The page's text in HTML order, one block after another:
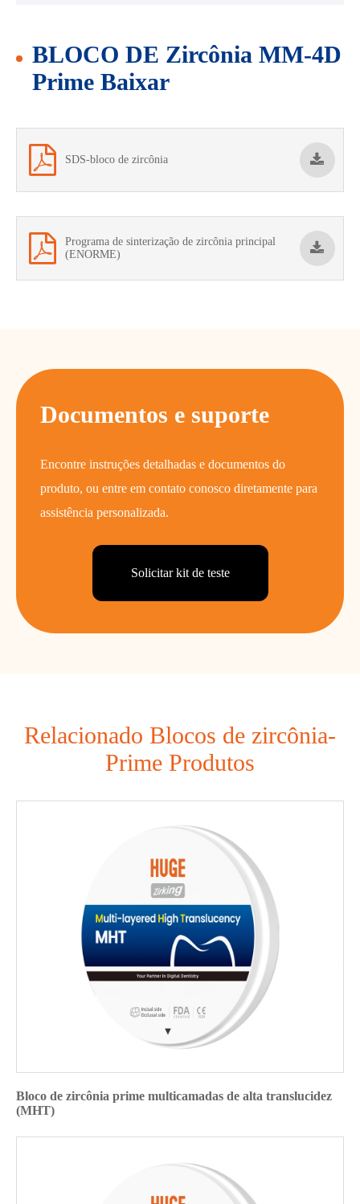
BLOCO DE Zircônia MM-4D
Prime Baixar
SDS-bloco de zircônia
Programa de sinterização de zircônia principal
(ENORME)
Documentos e suporte
Encontre instruções detalhadas e documentos do
produto, ou entre em contato conosco diretamente para
assistência personalizada.
Solicitar kit de teste
Relacionado Blocos de zircônia-
Prime Produtos
Bloco de zircônia prime multicamadas de alta translucidez
(MHT)